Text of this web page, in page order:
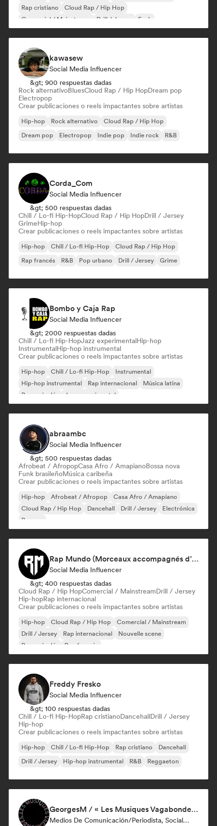
Rap cristiano
Cloud Rap / Hip Hop
Comercial / Mainstream
Drill / Jersey Funk
kawasew
Social Media Influencer
&gt; 900 respuestas dadas
Rock alternativoBluesCloud Rap / Hip HopDream pop
Electropop
Crear publicaciones o reels impactantes sobre artistas
Hip-hop Rock alternativo
Cloud Rap / Hip Hop
Dream pop
Electropop Indie pop Indie rock R&B
Corda_Com
Social Media Influencer
&gt; 500 respuestas dadas
Chill / Lo-fi Hip-HopCloud Rap / Hip HopDrill / Jersey
GrimeHip-hop
Crear publicaciones o reels impactantes sobre artistas
Hip-hop Chill / Lo-fi Hip-Hop
Cloud Rap / Hip Hop
Rap francés
R&B Pop urbano Drill / Jersey Grime
Bombo y Caja Rap
Social Media Influencer
&gt; 2000 respuestas dadas
Chill / Lo-fi Hip-HopJazz experimentalHip-hop
InstrumentalHip-hop instrumental
Crear publicaciones o reels impactantes sobre artistas
Hip-hop Chill / Lo-fi Hip-Hop
Instrumental
Hip-hop instrumental
Rap internacional
Música latina
Rap en inglés
Jazz experimental
abraambc
Social Media Influencer
&gt; 500 respuestas dadas
Afrobeat / AfropopCasa Afro / AmapianoBossa nova
Funk brasileñoMúsica caribeña
Crear publicaciones o reels impactantes sobre artistas
Hip-hop Afrobeat / Afropop
Casa Afro / Amapiano
Cloud Rap / Hip Hop
Dancehall Drill / Jersey
Electrónica
Reggae
Rap Mundo (Morceaux accompagnés d’un clip vidéo officiel)
Social Media Influencer
&gt; 400 respuestas dadas
Cloud Rap / Hip HopComercial / MainstreamDrill / Jersey
Hip-hopRap internacional
Crear publicaciones o reels impactantes sobre artistas
Hip-hop Cloud Rap / Hip Hop
Comercial / Mainstream
Drill / Jersey
Rap internacional
Nouvelle scene
Rap en inglés
Rap francés
Freddy Fresko
Social Media Influencer
&gt; 100 respuestas dadas
Chill / Lo-fi Hip-HopRap cristianoDancehallDrill / Jersey
Hip-hop
Crear publicaciones o reels impactantes sobre artistas
Hip-hop Chill / Lo-fi Hip-Hop Rap cristiano
Dancehall
Drill / Jersey
Hip-hop instrumental R&B Reggaeton
GeorgesM / « Les Musiques Vagabondes » - Content Creator
Medios De Comunicación/Periodista, Social Media Influencer